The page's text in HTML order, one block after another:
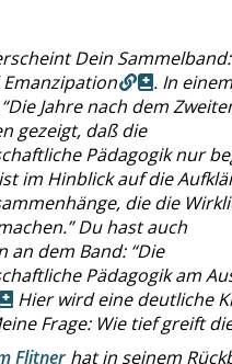
Dein Sammelband:
. In
“Die Jahre nach dem
gezeigt, daß die
Pädagogik nur
im Hinblick auf die
die die
”Du hast auch
an dem Band: “Die
Pädagogik am
Hier wird eine deutliche
Frage: Wie tief greift
Flitner hat in seinem